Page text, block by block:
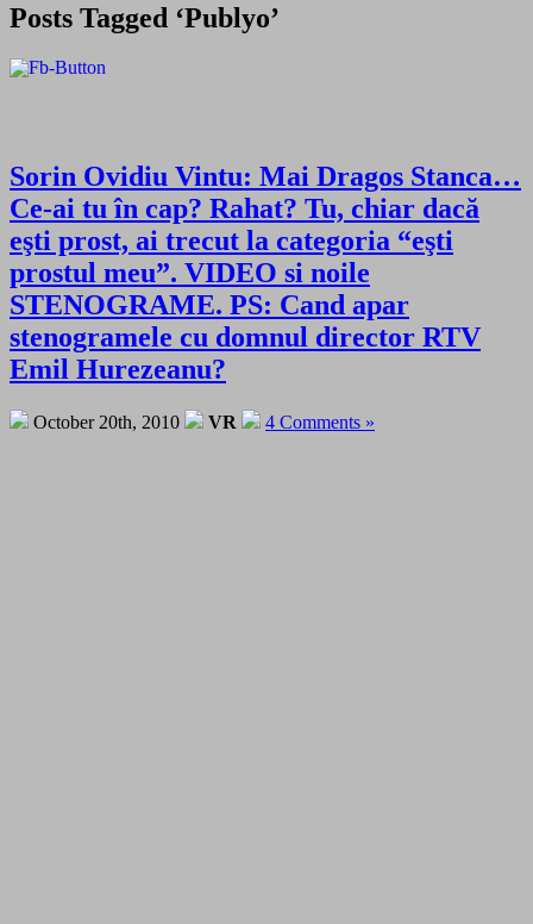
Posts Tagged ‘Publyo’
Sorin Ovidiu Vintu: Mai Dragos Stanca…
Ce-ai tu în cap? Rahat? Tu, chiar dacă
eşti prost, ai trecut la categoria “eşti
prostul meu”. VIDEO si noile
STENOGRAME. PS: Cand apar
stenogramele cu domnul director RTV
Emil Hurezeanu?
October 20th, 2010 VR 4 Comments »